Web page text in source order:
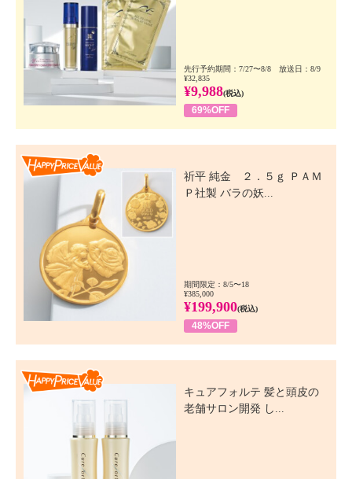
先行予約期間：7/27〜8/8 放送日：8/9
¥32,835
¥9,988(税込)
69%OFF
祈平 純金 ２．５ｇ ＰＡＭ
Ｐ社製 バラの妖...
期間限定：8/5〜18
¥385,000
¥199,900(税込)
48%OFF
キュアフォルテ 髪と頭皮の
老舗サロン開発 し...